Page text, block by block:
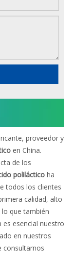
proveedor y
en China.
de los
poliláctico ha
todos los clientes
calidad, alto
que también
esencial nuestro
en nuestros
consultarnos